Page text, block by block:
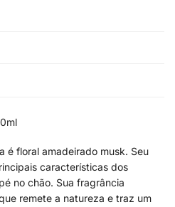
é floral amadeirado musk. Seu
características dos
no chão. Sua fragrância
remete a natureza e traz um